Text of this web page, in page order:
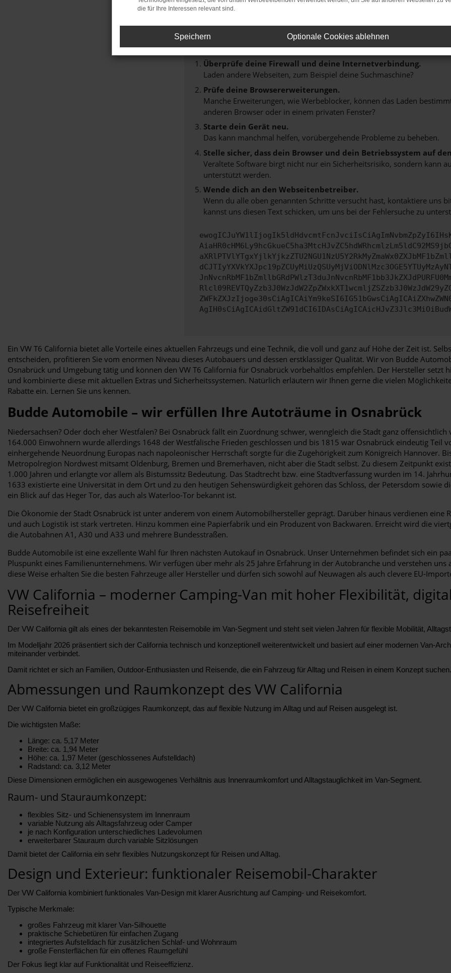
Fehler: Network Error
Beim Laden ist ein Fehler aufgetreten.
Hier sind ein paar Tipps, die dir helfen können:
Überprüfe deine Firewall und deine Internetverbindung.
Laden andere Webseiten, zum Beispiel deine Suchmaschine?
Prüfe deine Browsererweiterungen.
Manche Erweiterungen, wie Werbeblocker, können das Laden
anderen Browser oder in einem privaten Fenster?
Starte dein Gerät neu.
Das kann manchmal helfen, vorübergehende Probleme zu beheben.
Stelle sicher, dass dein Browser und dein Betriebssystem auf
Veraltete Software birgt nicht nur ein Sicherheitsrisiko, sondern kann
unterstützt werden.
Wende dich an den Webseitenbetreiber.
Wenn du alle oben genannten Schritte versucht hast, kontaktiere uns
kannst uns diesen Text schicken, um uns bei der Fehlersuche zu
Ein VW T6 California bietet alle Vorteile eines aktuellen Fahrzeugs und eine Technik, die voll und ganz auf Höhe der Zeit ist.
entscheiden, profitieren Sie vom enormen Niveau dieses Autobauers und dessen erstklassiger Qualität. Wir von Budde
Osnabrück und Umgebung tätig und können den VW T6 California für Osnabrück vorbehaltlos empfehlen. Der Hersteller
und kombinierte diese mit aktuellen Extras und Sicherheitssystemen. Natürlich erläutern wir Ihnen gerne die vielen
Rabatte ein. Lernen Sie uns kennen.
Budde Automobile – wir erfüllen Ihre Autoträume in Osnabrück
Niedersachsen? Oder doch eher Westfalen? Bei Osnabrück fällt ein Zuordnung schwer, wenngleich die Stadt ganz
164.000 Einwohnern wurde allerdings 1648 der Westfälische Frieden geschlossen und bis 1815 war Osnabrück eindeutig Teil
einhergehende Neuordnung Europas nach napoleonischer Herrschaft sorgte für die Zugehörigkeit zum Königreich Hannover.
Metropolregion Nordwest mitsamt Oldenburg, Bremen und Bremerhaven, nicht aber die Stadt selbst. Zu diesem Zeitpunkt
1.000 Jahren und erlangte vor allem als Bistumssitz Bedeutung. Das Stadtrecht bzw. eine Stadtverfassung wurden im 14.
1633 existierte eine Universität in dem Ort und zu den heutigen Sehenswürdigkeit gehören das Schloss, der Petersdom sowie
ein Blick auf das Heger Tor, das auch als Waterloo-Tor bekannt ist.
Die Ökonomie der Stadt Osnabrück ist unter anderem von einem Automobilhersteller geprägt. Darüber hinaus verdienen
und auch Logistik ist stark vertreten. Hinzu kommen eine Papierfabrik und ein Produzent von Backwaren. Erreicht wird die
die Autobahnen A1, A30 und A33 und mehrere Bundesstraßen.
Budde Automobile ist eine exzellente Wahl für Ihren nächsten Autokauf in Osnabrück. Unser Unternehmen befindet sich ein
Pluspunkt eines Familienunternehmens. Wir verfügen über mehr als 25 Jahre Erfahrung in der Autobranche und verstehen
diese Weise erhalten Sie die besten Fahrzeuge aller Hersteller und dürfen sich sowohl auf Neuwagen als auch clevere EU-
VW California – moderner Camping-Van mit hoher Flexibilität,
Reisefreiheit
Der VW California gilt als eines der bekanntesten Reisemobile im Van-Segment und steht seit vielen Jahren für flexible Mobilität,
Im Modelljahr 2026 präsentiert sich der California technisch und konzeptionell weiterentwickelt und basiert auf einer modernen Van-
miteinander verbindet.
Damit richtet er sich an Familien, Outdoor-Enthusiasten und Reisende, die ein Fahrzeug für Alltag und Reisen in einem Konzept suchen.
Abmessungen und Raumkonzept des VW California
Der VW California bietet ein großzügiges Raumkonzept, das auf flexible Nutzung im Alltag und auf Reisen ausgelegt ist.
Die wichtigsten Maße:
Länge: ca. 5,17 Meter
Breite: ca. 1,94 Meter
Höhe: ca. 1,97 Meter (geschlossenes Aufstelldach)
Radstand: ca. 3,12 Meter
Diese Dimensionen ermöglichen ein ausgewogenes Verhältnis aus Innenraumkomfort und Alltagstauglichkeit im Van-Segment.
Raum- und Stauraumkonzept:
flexibles Sitz- und Schienensystem im Innenraum
variable Nutzung als Alltagsfahrzeug oder Camper
je nach Konfiguration unterschiedliches Ladevolumen
erweiterbarer Stauraum durch variable Sitzlösungen
Damit bietet der California ein sehr flexibles Nutzungskonzept für Reisen und Alltag.
Design und Exterieur: funktionaler Reisemobil-Charakter
Der VW California kombiniert funktionales Van-Design mit klarer Ausrichtung auf Camping- und Reisekomfort.
Typische Merkmale:
großes Fahrzeug mit klarer Van-Silhouette
praktische Schiebetüren für einfachen Zugang
integriertes Aufstelldach für zusätzlichen Schlaf- und Wohnraum
große Fensterflächen für ein offenes Raumgefühl
Der Fokus liegt klar auf Funktionalität und Reiseeffizienz.
die für Ihre Interessen relevant sind.
Speichern Optionale Cookies ablehnen